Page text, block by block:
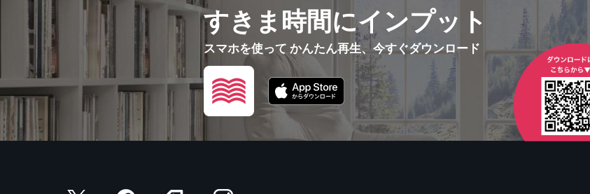
すきま時間にインプット
スマホを使って かんたん再生、今すぐダウンロード